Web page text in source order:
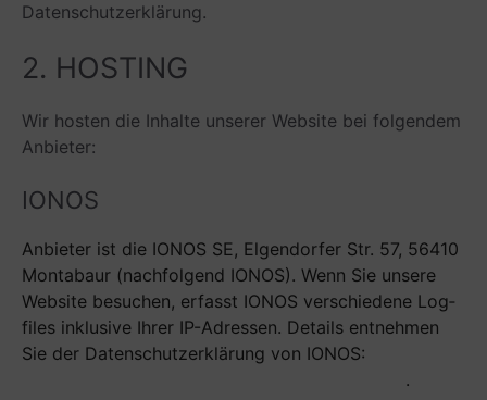
Datenschutzerklärung.
2. HOS­TING
Wir hos­ten die Inhalte unse­rer Web­site bei fol­gen­dem
Anbieter:
IONOS
Anbie­ter ist die IONOS SE, Elgen­dor­fer Str. 57, 56410
Mon­ta­baur (nach­fol­gend IONOS). Wenn Sie unsere
Web­site besu­chen, erfasst IONOS ver­schie­dene Log­
files inklu­sive Ihrer IP-Adres­sen. Details ent­neh­men
Sie der Daten­schutz­er­klä­rung von IONOS:
.